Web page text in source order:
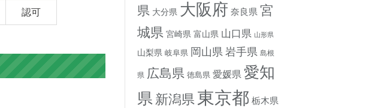
認可
県 大分県 大阪府 奈良県 宮
城県 宮崎県 富山県 山口県 山形県
山梨県 岐阜県 岡山県 岩手県 島根
県 広島県 徳島県 愛媛県 愛知
県 新潟県 東京都 栃木県